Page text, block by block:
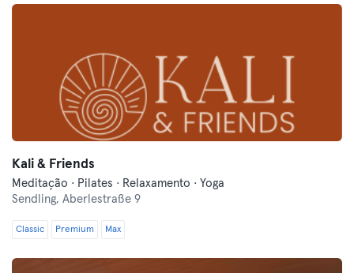
Kali & Friends
Meditação · Pilates · Relaxamento · Yoga
Sendling, Aberlestraße 9
Classic Premium Max